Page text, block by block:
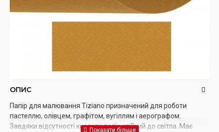
ОПИС
Папір для малювання Tiziano призначений для роботи
пастеллю, олівцем, графітом, вугіллям і аерографом.
Завдяки відсутності кислоти папір стійкий до світла. Має